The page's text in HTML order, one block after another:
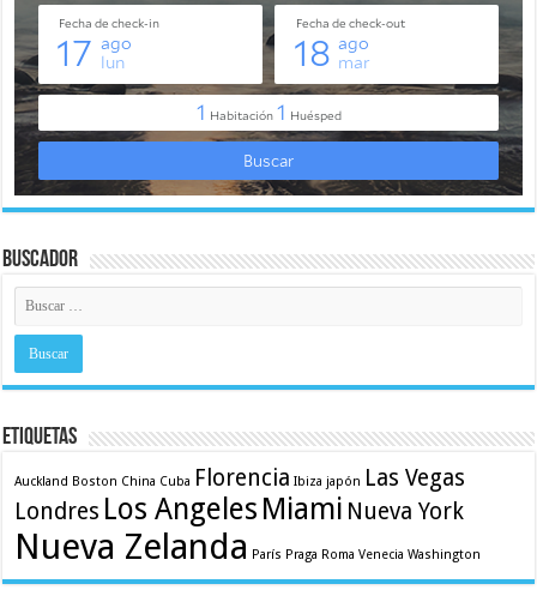
Buscador
Etiquetas
Auckland Boston China Cuba Florencia Ibiza japón Las Vegas
Londres Los Angeles Miami Nueva York
Nueva Zelanda París Praga Roma Venecia Washington